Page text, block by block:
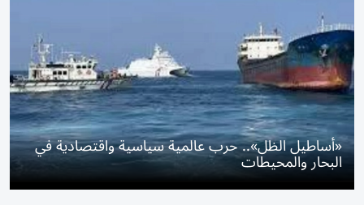
«أساطيل الظل».. حرب عالمية سياسية واقتصادية في
البحار والمحيطات